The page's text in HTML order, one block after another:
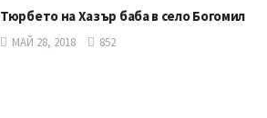
Тюрбето на Хазър баба в село Богомил
МАЙ 28, 2018 852